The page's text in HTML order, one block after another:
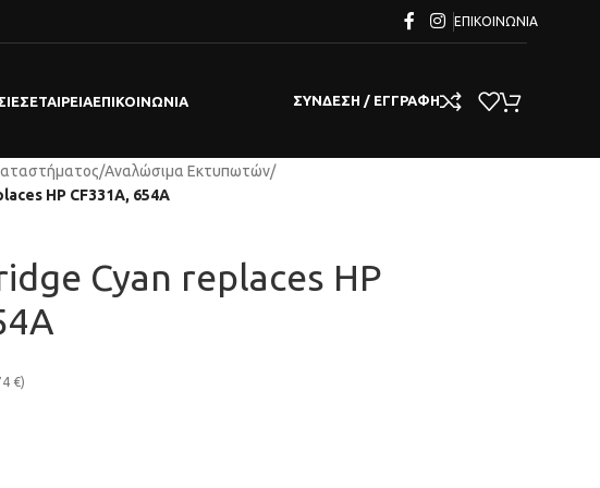
ΕΠΙΚΟΙΝΩΝΊΑ
ΕΤΑΙΡΕΊΑΕΠΙΚΟΙΝΩΝΊΑ ΣΎΝΔΕΣΗ / ΕΓΓΡΑΦΉ
/Αναλώσιμα Εκτυπωτών/
HP CF331A, 654A
Cyan replaces HP
€)